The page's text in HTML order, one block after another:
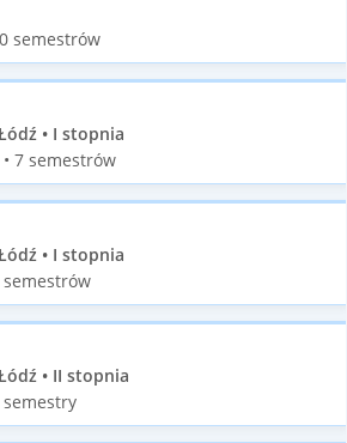
semestrów
• I stopnia
7 semestrów
• I stopnia
• II stopnia